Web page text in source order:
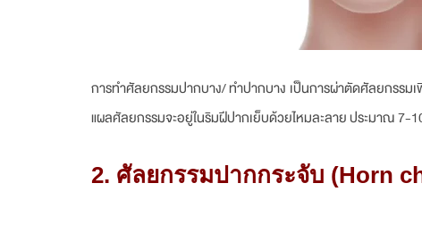
การทำศัลยกรรมปากบาง/ ทำปากบาง เป็นการผ่าตัดศัลยกรร
แผลศัลยกรรมจะอยู่ในริมฝีปากเย็บด้วยไหมละลาย ประมาณ
2. ศัลยกรรมปากกระจับ (Horn